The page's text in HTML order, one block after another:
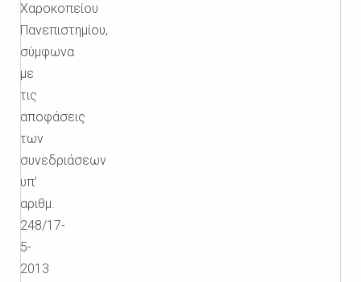
Χαροκοπείου
Πανεπιστημίου,
σύμφωνα
με
τις
αποφάσεις
των
συνεδριάσεων
υπ’
αριθμ.
248/17-
5-
2013